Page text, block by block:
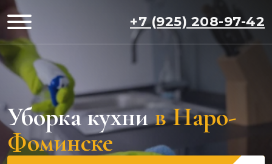
+7 (925) 208-97-42
Уборка кухнив Наро-
Фоминске